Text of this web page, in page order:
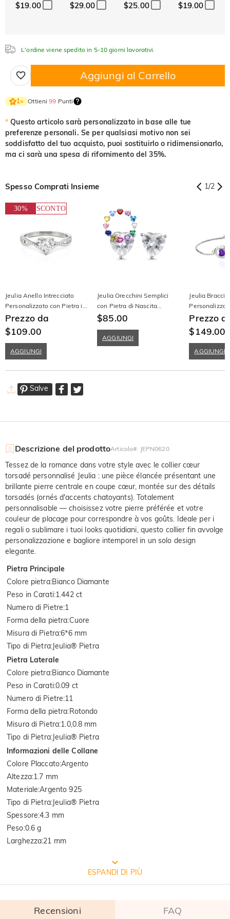
Peridoto
Nero fantasia
$0.00
Giallo fantasia
$0.00
Cristallo
Granato
Ametista
$0.00
$0.00
$0.00
Nero fantasia
Giallo fantasia
$19.00 $29.00 $25.00 $19.00
L'ordine viene spedito in 5-10 giorni lavorativi.
Aggiungi al Carrello
1× Ottieni99 Punti
* Questo articolo sarà personalizzato in base alle tue
preferenze personali. Se per qualsiasi motivo non sei
soddisfatto del tuo acquisto, puoi sostituirlo o ridimensionarlo,
ma ci sarà una spesa di rifornimento del 35%.
Spesso Comprati Insieme 1/2
30% SCONTO
Jeulia Anello Intrecciato
Personalizzato con Pietra in
Argento Sterling
Prezzo da
$109.00
AGGIUNGI
Jeulia Orecchini Semplici
con Pietra di Nascita
Solitaria a Forma di Cuore
$85.00
AGGIUNGI
Jeulia
Infinito con
Argento
Prezzo
$149.00
AGGIUNGI
Salve
Descrizione del prodottoArticolo#: JEPN0620
Tessez de la romance dans votre style avec le collier cœur
torsadé personnalisé Jeulia : une pièce élancée présentant une
brillante pierre centrale en coupe cœur, montée sur des détails
torsadés (ornés d'accents chatoyants). Totalement
personnalisable — choisissez votre pierre préférée et votre
couleur de placage pour correspondre à vos goûts. Ideale per i
regali o sublimare i tuoi looks quotidiani, questo collier fin avvolge
personalizzazione e bagliore intemporel in un solo design
elegante.
Pietra Principale
Colore pietra:Bianco Diamante
Peso in Carati:1.442 ct
Numero di Pietre:1
Forma della pietra:Cuore
Misura di Pietra:6*6 mm
Tipo di Pietra:Jeulia® Pietra
Pietra Laterale
Colore pietra:Bianco Diamante
Peso in Carati:0.09 ct
Numero di Pietre:11
Forma della pietra:Rotondo
Misura di Pietra:1.0,0.8 mm
Tipo di Pietra:Jeulia® Pietra
Informazioni delle Collane
Colore Placcato:Argento
Altezza:1.7 mm
Materiale:Argento 925
Tipo di Pietra:Jeulia® Pietra
Spessore:4.3 mm
Peso:0.6 g
Larghezza:21 mm
CONFEZIONE GRATUITA JEULIA
ESPANDI DI PIÙ
Recensioni FAQ